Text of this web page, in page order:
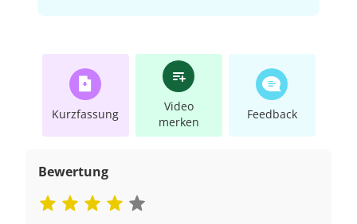
Kurzfassung
Video
merken
Feedback
Bewertung